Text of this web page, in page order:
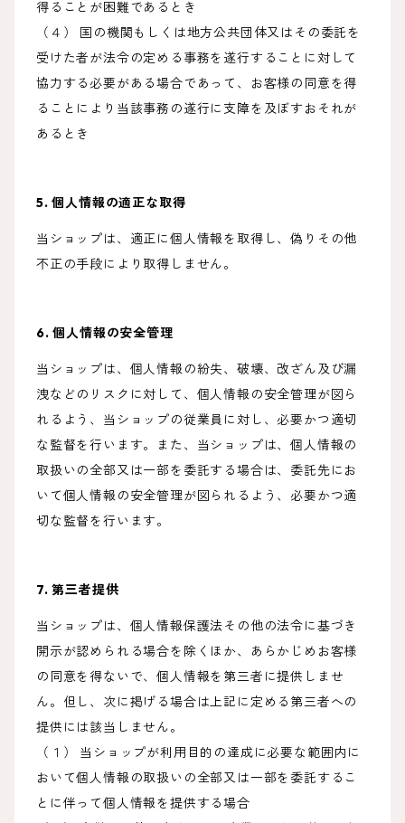
得ることが困難であるとき
（４） 国の機関もしくは地方公共団体又はその委託を
受けた者が法令の定める事務を遂行することに対して
協力する必要がある場合であって、お客様の同意を得
ることにより当該事務の遂行に支障を及ぼすおそれが
あるとき
5. 個人情報の適正な取得
当ショップは、適正に個人情報を取得し、偽りその他
不正の手段により取得しません。
6. 個人情報の安全管理
当ショップは、個人情報の紛失、破壊、改ざん及び漏
洩などのリスクに対して、個人情報の安全管理が図ら
れるよう、当ショップの従業員に対し、必要かつ適切
な監督を行います。また、当ショップは、個人情報の
取扱いの全部又は一部を委託する場合は、委託先にお
いて個人情報の安全管理が図られるよう、必要かつ適
切な監督を行います。
7. 第三者提供
当ショップは、個人情報保護法その他の法令に基づき
開示が認められる場合を除くほか、あらかじめお客様
の同意を得ないで、個人情報を第三者に提供しませ
ん。但し、次に掲げる場合は上記に定める第三者への
提供には該当しません。
（１） 当ショップが利用目的の達成に必要な範囲内に
おいて個人情報の取扱いの全部又は一部を委託するこ
とに伴って個人情報を提供する場合